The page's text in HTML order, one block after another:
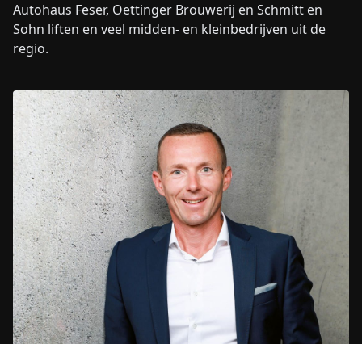
Autohaus Feser, Oettinger Brouwerij en Schmitt en
Sohn liften en veel midden- en kleinbedrijven uit de
regio.